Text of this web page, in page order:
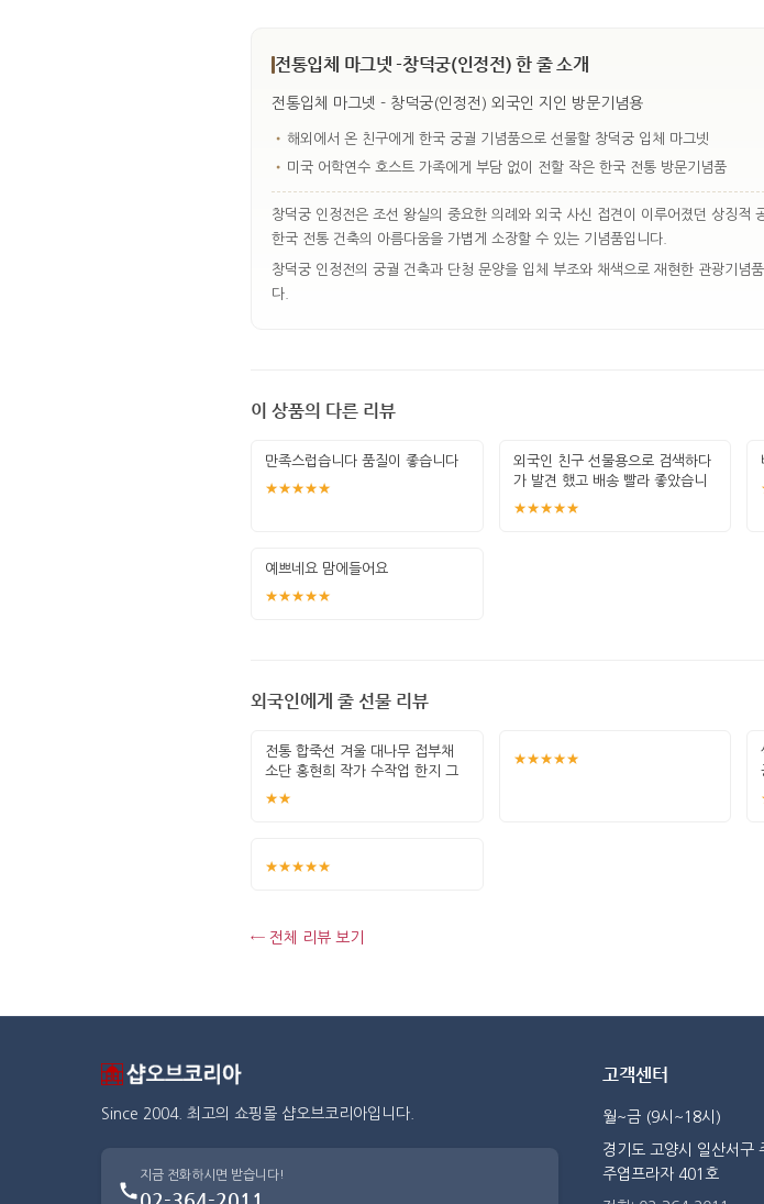
전통입체 마그넷 -창덕궁(인정전) 한 줄 소개
전통입체 마그넷 - 창덕궁(인정전) 외국인 지인 방문기념용
• 해외에서 온 친구에게 한국 궁궐 기념품으로 선물할 창덕궁 입체 마그넷
• 미국 어학연수 호스트 가족에게 부담 없이 전할 작은 한국 전통 방문기념품
창덕궁 인정전은 조선 왕실의 중요한 의례와 외국 사신 접견이 이루어졌던 상징
한국 전통 건축의 아름다움을 가볍게 소장할 수 있는 기념품입니다.
창덕궁 인정전의 궁궐 건축과 단청 문양을 입체 부조와 채색으로 재현한 관광기념
다.
이 상품의 다른 리뷰
만족스럽습니다 품질이 좋습니다
★★★★★
외국인 친구 선물용으로 검색하다
가 발견 했고 배송 빨라 좋았습니
다~! 흔
★★★★★
예쁘네요 맘에들어요
★★★★★
외국인에게 줄 선물 리뷰
전통 합죽선 겨울 대나무 접부채
소단 홍현희 작가 수작업 한지 그
림 고급
★★
★★★★★
★★★★★
← 전체 리뷰 보기
Since 2004. 최고의 쇼핑몰 샵오브코리아입니다.
지금 전화하시면 받습니다!
고객센터
월~금 (9시~18시)
경기도 고양시 일산서구
주엽프라자 401호